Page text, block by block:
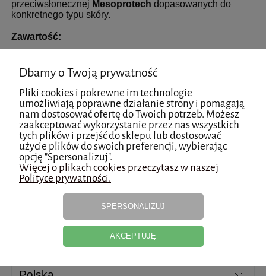
przeciwsłonecznej Mesoprotech dopasowanych do
konkretnego typu skóry.
Zawartość:
1 x Post-Peel Neautalizing Spray
Produkt przeznaczony do użytku profesjonalnego.
Dokonując zakupu oświadczasz, że jesteś lekarzem
lub kosmetologiem przeszkolonym z zakresu
medycyny estetycznej.
Koszty dostawy
Cena nie zawiera ewentualnych kosztów płatności
Kraj wysyłki:
Dbamy o Twoją prywatność
Pliki cookies i pokrewne im technologie
umożliwiają poprawne działanie strony i pomagają
nam dostosować ofertę do Twoich potrzeb. Możesz
zaakceptować wykorzystanie przez nas wszystkich
tych plików i przejść do sklepu lub dostosować
użycie plików do swoich preferencji, wybierając
opcję "Spersonalizuj".
Więcej o plikach cookies przeczytasz w naszej
Polityce prywatności.
SPERSONALIZUJ
AKCEPTUJĘ